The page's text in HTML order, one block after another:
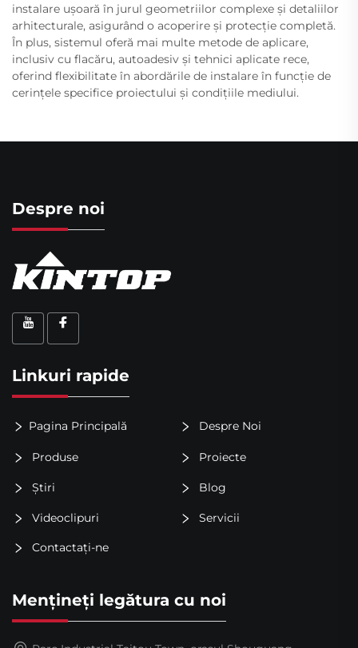
instalare ușoară în jurul geometriilor complexe și detaliilor
arhitecturale, asigurând o acoperire și protecție completă.
În plus, sistemul oferă mai multe metode de aplicare,
inclusiv cu flacăru, autoadesiv și tehnici aplicate rece,
oferind flexibilitate în abordările de instalare în funcție de
cerințele specifice proiectului și condițiile mediului.
Despre noi
Linkuri rapide
Pagina Principală Despre Noi
Produse Proiecte
Știri Blog
Videoclipuri Servicii
Contactați-ne
Mențineți legătura cu noi